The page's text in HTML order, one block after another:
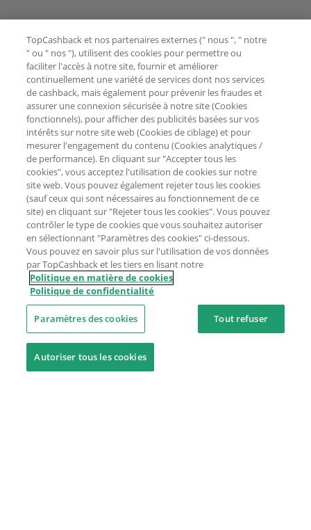
TopCashback et nos partenaires externes (" nous ", " notre
" ou " nos "), utilisent des cookies pour permettre ou
faciliter l'accès à notre site, fournir et améliorer
continuellement une variété de services dont nos services
de cashback, mais également pour prévenir les fraudes et
assurer une connexion sécurisée à notre site (Cookies
fonctionnels), pour afficher des publicités basées sur vos
intérêts sur notre site web (Cookies de ciblage) et pour
mesurer l'engagement du contenu (Cookies analytiques /
de performance). En cliquant sur "Accepter tous les
cookies", vous acceptez l'utilisation de cookies sur notre
site web. Vous pouvez également rejeter tous les cookies
(sauf ceux qui sont nécessaires au fonctionnement de ce
site) en cliquant sur "Rejeter tous les cookies". Vous pouvez
contrôler le type de cookies que vous souhaitez autoriser
en sélectionnant "Paramètres des cookies" ci-dessous.
Vous pouvez en savoir plus sur l'utilisation de vos données
par TopCashback et les tiers en lisant notre
Politique en matière de cookies
Politique de confidentialité
Paramètres des cookies Tout refuser
Autoriser tous les cookies